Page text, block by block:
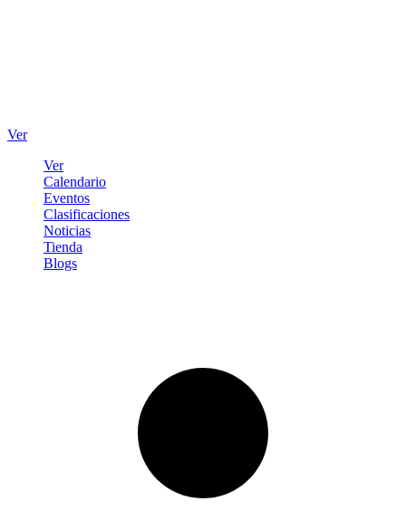
Ver
Ver
Calendario
Eventos
Clasificaciones
Noticias
Tienda
Blogs